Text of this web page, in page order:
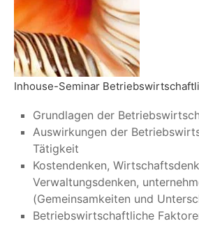
Inhouse-Seminar
Grundlagen der
Auswirkungen der
Tätigkeit
Kostendenken,
Verwaltungsdenken,
(Gemeinsamkeiten und
Betriebswirtschaftliche